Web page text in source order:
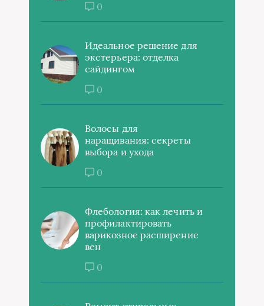
0
Идеальное решение для
экстерьера: отделка
сайдингом
0
Волосы для
наращивания: секреты
выбора и ухода
0
Флебология: как лечить и
профилактировать
варикозное расширение
вен
0